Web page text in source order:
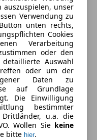
unser
Verwendung zu
unten rechts,
Cookies
Verarbeitung
oder den
Auswahl
oder um der
Daten zu
auf Grundlage
Die Einwilligung
bestimmter
Drittländer, u.a. die
Wollen Sie keine
bitte hier.